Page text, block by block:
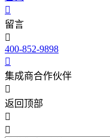
留言
400-852-9898
集成商合作伙伴
返回顶部